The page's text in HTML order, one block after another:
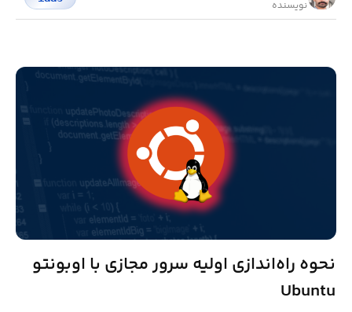
نویسنده
نحوه راه‌اندازی اولیه سرور مجازی با اوبونتو
Ubuntu